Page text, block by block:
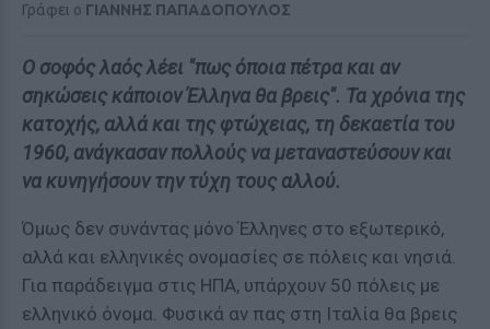
Γράφει ο ΓΙΑΝΝΗΣ ΠΑΠΑΔΟΠΟΥΛΟΣ
Ο σοφός λαός λέει "πως όποια πέτρα και αν
σηκώσεις κάποιον Έλληνα θα βρεις". Τα χρόνια της
κατοχής, αλλά και της φτώχειας, τη δεκαετία του
1960, ανάγκασαν πολλούς να μεταναστεύσουν και
να κυνηγήσουν την τύχη τους αλλού.
Όμως δεν συνάντας μόνο Έλληνες στο εξωτερικό,
αλλά και ελληνικές ονομασίες σε πόλεις και νησιά.
Για παράδειγμα στις ΗΠΑ, υπάρχουν 50 πόλεις με
ελληνικό όνομα. Φυσικά αν πας στη Ιταλία θα βρεις